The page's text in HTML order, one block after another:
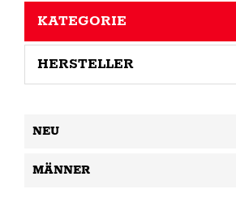
KATEGORIE
HERSTELLER
NEU
MÄNNER